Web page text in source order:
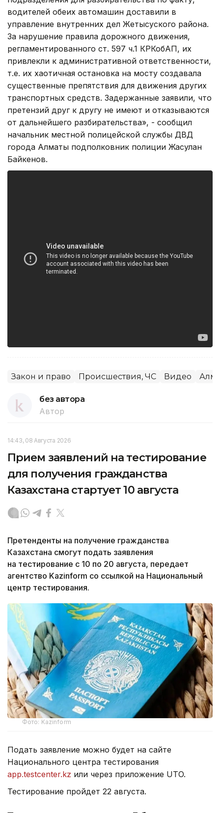
водителей обеих автомашин доставили в
управление внутренних дел Жетысуского района.
За нарушение правила дорожного движения,
регламентированного ст. 597 ч.1 КРКобАП, их
привлекли к административной ответственности,
т.е. их хаотичная остановка на мосту создавала
существенные препятствия для движения других
транспортных средств. Задержанные заявили, что
претензий друг к другу не имеют и отказываются
от дальнейшего разбирательства», - сообщил
начальник местной полицейской службы ДВД
города Алматы подполковник полиции Жасулан
Байкенов.
Закон и право Происшествия, ЧС Видео
без автора
Автор
14:43, 08 Августа 2026
Прием заявлений на тестирование
для получения гражданства
Казахстана стартует 10 августа
Претенденты на получение гражданства
Казахстана смогут подать заявления
на тестирование с 10 по 20 августа, передает
агентство Kazinform со ссылкой на Национальный
центр тестирования.
Фото: Kazinform
Подать заявление можно будет на сайте
Национального центра тестирования
app.testcenter.kz или через приложение UTO.
Тестирование пройдет 22 августа.